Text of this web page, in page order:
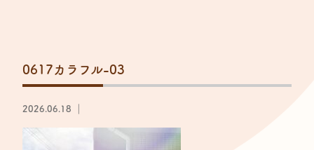
0617カラフル-03
2026.06.18 ｜